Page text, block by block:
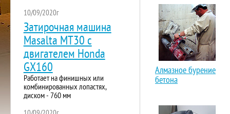
10/09/2020г
Затирочная машина
Masalta МТ30 с
двигателем Honda
GX160
Работает на финишных или
комбинированных лопастях,
диском - 760 мм
Алмазное бурение
бетона